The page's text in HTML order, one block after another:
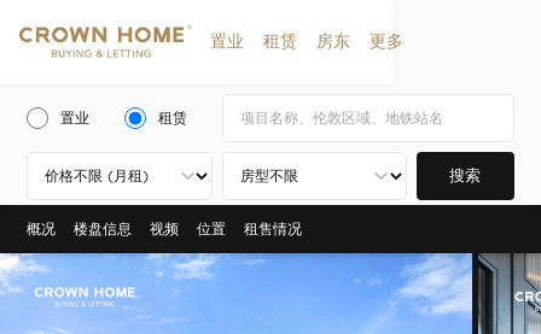
置业 租赁 房东 更多
置业 租赁
搜索
概况 楼盘信息 视频 位置 租售情况